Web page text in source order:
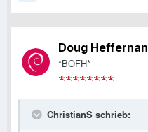
Doug Heffernan
*BOFH*
ChristianS schrieb: